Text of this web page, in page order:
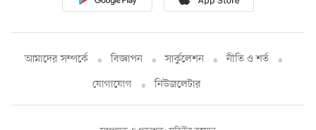
আমাদের সম্পর্কে বিজ্ঞাপন সার্কুলেশন
নীতি ও শর্ত
যোগাযোগ
নিউজলেটার